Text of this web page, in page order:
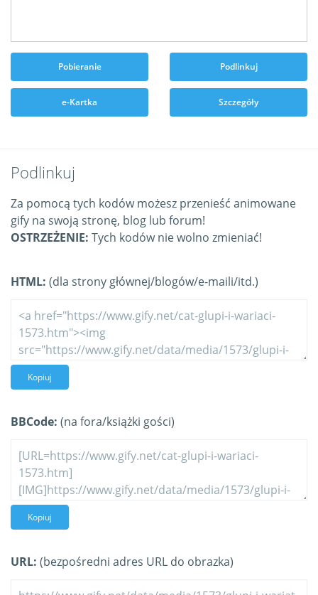
Pobieranie Podlinkuj
e-Kartka Szczegóły
Podlinkuj
Za pomocą tych kodów możesz przenieść animowane
gify na swoją stronę, blog lub forum!
OSTRZEŻENIE: Tych kodów nie wolno zmieniać!
HTML: (dla strony głównej/blogów/e-maili/itd.)
Kopiuj
BBCode: (na fora/książki gości)
Kopiuj
URL: (bezpośredni adres URL do obrazka)